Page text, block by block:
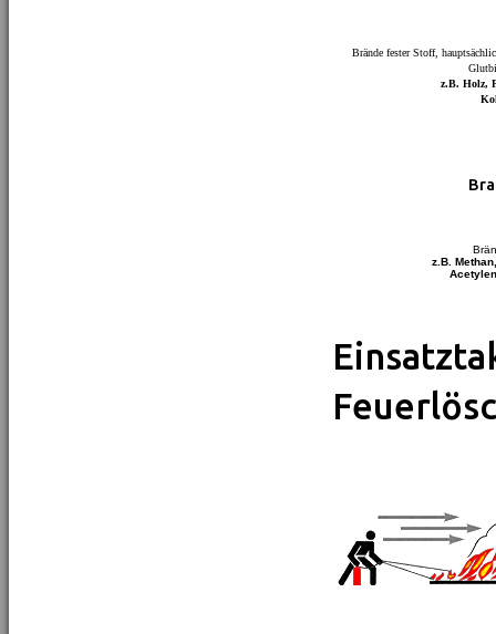
Brände fester Stoff,
z.B. Holz,
z.B.